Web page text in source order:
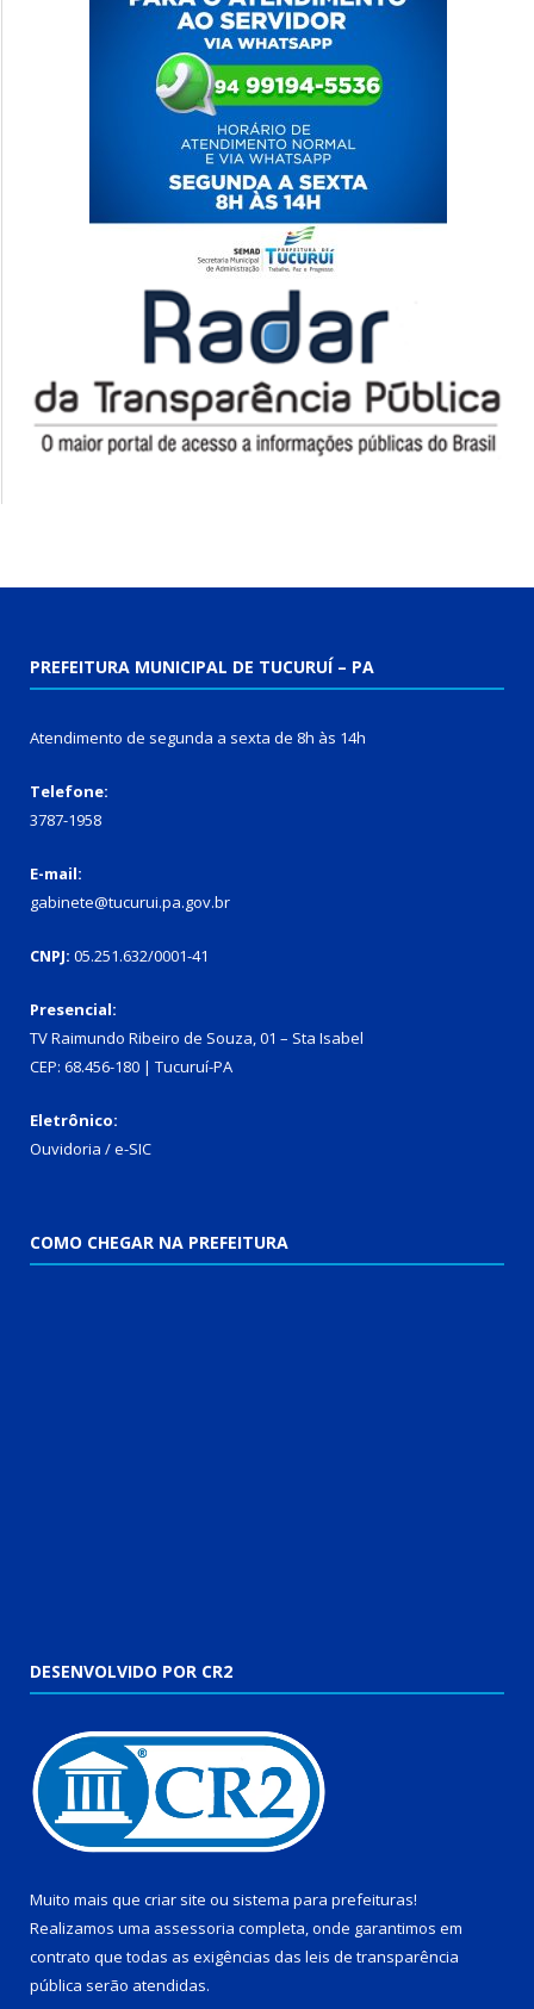
PREFEITURA MUNICIPAL DE TUCURUÍ – PA
Atendimento de segunda a sexta de 8h às 14h
Telefone:
3787-1958
E-mail:
gabinete@tucurui.pa.gov.br
CNPJ: 05.251.632/0001-41
Presencial:
TV Raimundo Ribeiro de Souza, 01 – Sta Isabel
CEP: 68.456-180 | Tucuruí-PA
Eletrônico:
Ouvidoria /e-SIC
COMO CHEGAR NA PREFEITURA
DESENVOLVIDO POR CR2
Muito mais que criar site ou sistema para prefeituras!
Realizamos uma assessoria completa, onde garantimos em
contrato que todas as exigências das leis de transparência
pública serão atendidas.